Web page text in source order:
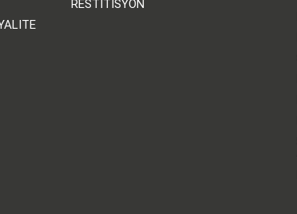
RESTITISYON